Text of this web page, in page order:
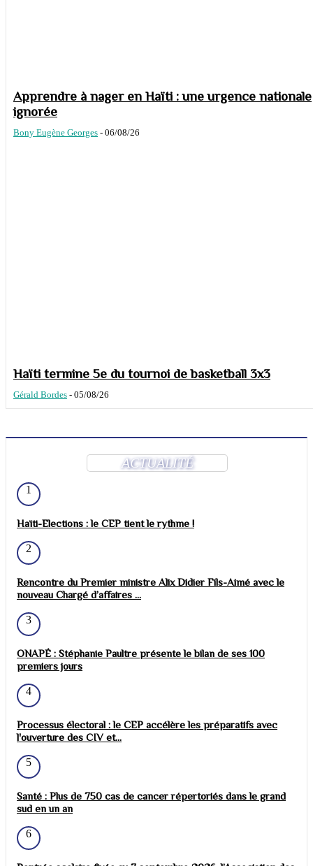
Apprendre à nager en Haïti : une urgence nationale
ignorée
Bony Eugène Georges - 06/08/26
Haïti termine 5e du tournoi de basketball 3x3
Gérald Bordes - 05/08/26
ACTUALITÉ
1
Haïti-Elections : le CEP tient le rythme !
2
Rencontre du Premier ministre Alix Didier Fils-Aimé avec le
nouveau Chargé d’affaires ...
3
ONAPÉ : Stéphanie Paultre présente le bilan de ses 100
premiers jours
4
Processus électoral : le CEP accélère les préparatifs avec
l'ouverture des CIV et...
5
Santé : Plus de 750 cas de cancer répertoriés dans le grand
sud en un an
6